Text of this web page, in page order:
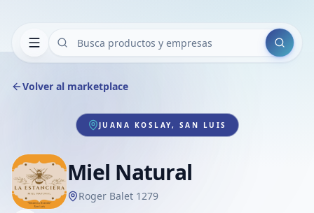
Buscar
Volver al marketplace
JUANA KOSLAY, SAN LUIS
Miel Natural
Roger Balet 1279